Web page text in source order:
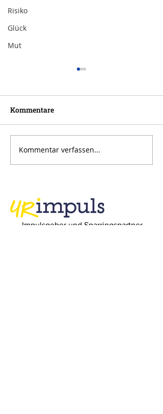
Risiko
Glück
Mut
Inspiration zur Woche
11/2024
Kommentare
Kommentar verfassen...
Impulsgeber und Sparringspartner